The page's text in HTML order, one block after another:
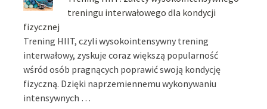
treningu interwałowego dla kondycji
fizycznej
Trening HIIT, czyli wysokointensywny trening
interwałowy, zyskuje coraz większą popularność
wśród osób pragnących poprawić swoją kondycję
fizyczną. Dzięki naprzemiennemu wykonywaniu
intensywnych …